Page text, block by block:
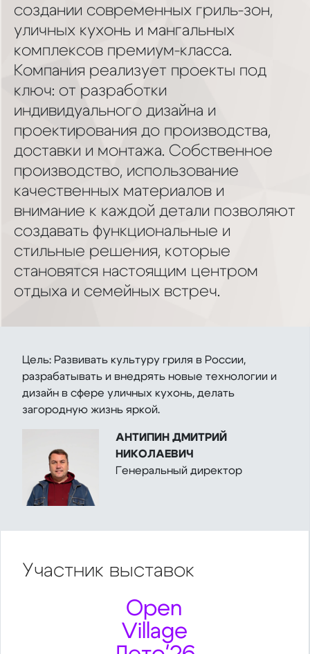
создании современных гриль-зон,
уличных кухонь и мангальных
комплексов премиум-класса.
Компания реализует проекты под
ключ: от разработки
индивидуального дизайна и
проектирования до производства,
доставки и монтажа. Собственное
производство, использование
качественных материалов и
внимание к каждой детали позволяют
создавать функциональные и
стильные решения, которые
становятся настоящим центром
отдыха и семейных встреч.
Цель: Развивать культуру гриля в России,
разрабатывать и внедрять новые технологии и
дизайн в сфере уличных кухонь, делать
загородную жизнь яркой.
АНТИПИН ДМИТРИЙ
НИКОЛАЕВИЧ
Генеральный директор
Участник выставок
Open
Village